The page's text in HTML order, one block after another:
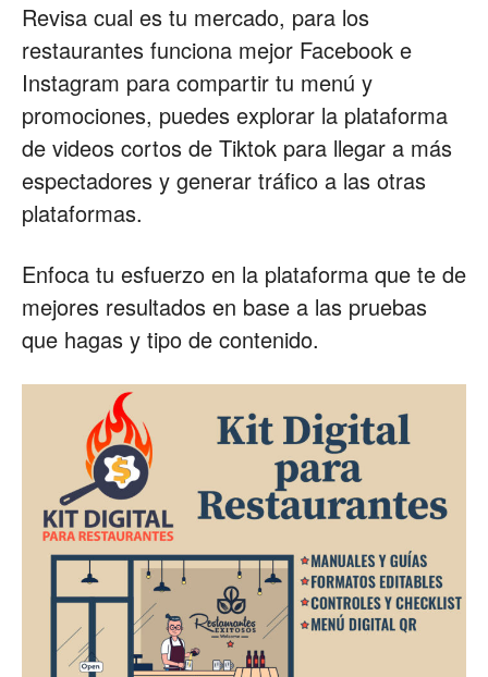
Revisa cual es tu mercado, para los
restaurantes funciona mejor Facebook e
Instagram para compartir tu menú y
promociones, puedes explorar la plataforma
de videos cortos de Tiktok para llegar a más
espectadores y generar tráfico a las otras
plataformas.
Enfoca tu esfuerzo en la plataforma que te de
mejores resultados en base a las pruebas
que hagas y tipo de contenido.